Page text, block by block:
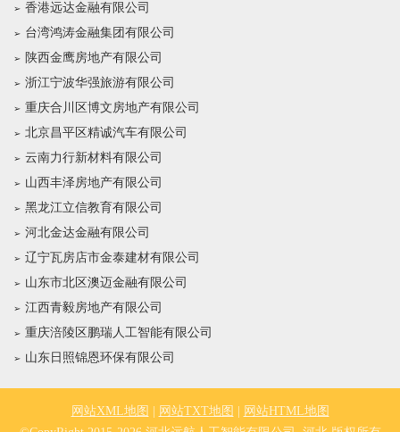
香港远达金融有限公司
台湾鸿涛金融集团有限公司
陕西金鹰房地产有限公司
浙江宁波华强旅游有限公司
重庆合川区博文房地产有限公司
北京昌平区精诚汽车有限公司
云南力行新材料有限公司
山西丰泽房地产有限公司
黑龙江立信教育有限公司
河北金达金融有限公司
辽宁瓦房店市金泰建材有限公司
山东市北区澳迈金融有限公司
江西青毅房地产有限公司
重庆涪陵区鹏瑞人工智能有限公司
山东日照锦恩环保有限公司
网站XML地图 网站TXT地图
网站HTML地图